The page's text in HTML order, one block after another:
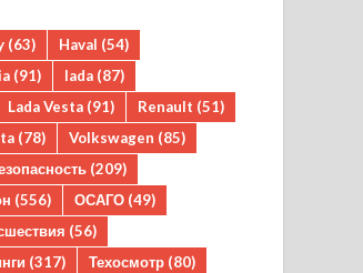
(63) Haval (54)
(91) lada (87)
Lada Vesta (91) Renault (51)
(78) Volkswagen (85)
(209)
(556) ОСАГО (49)
(56)
(317) Техосмотр (80)